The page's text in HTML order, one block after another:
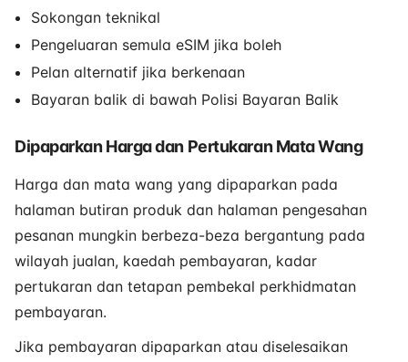
Sokongan teknikal
Pengeluaran semula eSIM jika boleh
Pelan alternatif jika berkenaan
Bayaran balik di bawah Polisi Bayaran Balik
Dipaparkan Harga dan Pertukaran Mata Wang
Harga dan mata wang yang dipaparkan pada
halaman butiran produk dan halaman pengesahan
pesanan mungkin berbeza-beza bergantung pada
wilayah jualan, kaedah pembayaran, kadar
pertukaran dan tetapan pembekal perkhidmatan
pembayaran.
Jika pembayaran dipaparkan atau diselesaikan